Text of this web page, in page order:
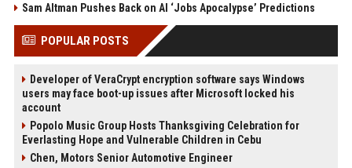
Sam Altman Pushes Back on AI ‘Jobs Apocalypse’ Predictions
POPULAR POSTS
Developer of VeraCrypt encryption software says Windows
users may face boot-up issues after Microsoft locked his
account
Popolo Music Group Hosts Thanksgiving Celebration for
Everlasting Hope and Vulnerable Children in Cebu
Chen, Motors Senior Automotive Engineer